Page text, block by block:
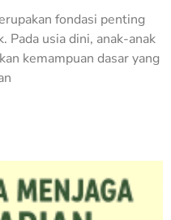
fondasi penting
Pada usia dini, anak-anak
kemampuan dasar yang